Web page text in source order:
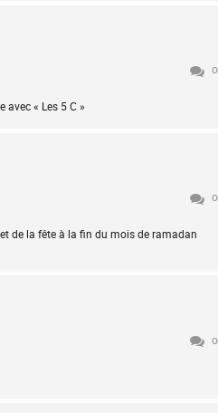
0
avec « Les 5 C »
0
de la fête à la fin du mois de ramadan
0